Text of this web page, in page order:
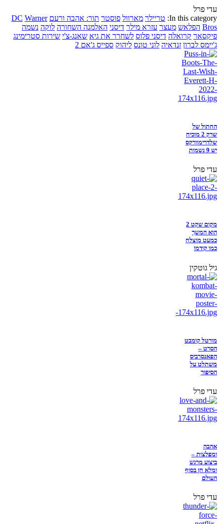
עדי פרל
In this category: טריילר מארוול פוסטר תור: אהבה ורעם DC Warner
Bros הפלאש מעצר עזרא מילר דיסני האלמנה השחורה לוקה נשמה
פיקסאר קרואלה דיסני פלוס לשחרר את גיא שאנג-צ'י שירות סטרימינג
ג'יימס לברון זנדאיה לוני טונס ליהוק ספייס ג'אם 2
החתול של
שרק 2 מוכיח
שלדרימוורקס
יש 9 נשמות
עדי פרל
מקום שקט 2
הוא המשך
כמעט מוצלח
כמו קודמו
גיל גוטקין
מורטל קומבט
הסרט –
הפאנסרביס
משתלט על
הסיפור
עדי פרל
אהבה
ומפלצות –
ביצוע מרגש
ומלא חן בסוף
העולם
עדי פרל